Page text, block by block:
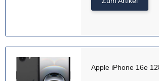
Apple iPhone 16e